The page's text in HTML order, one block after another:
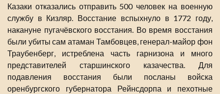
Казаки отказались отправить 500 человек на военную
службу в Кизляр. Восстание вспыхнуло в 1772 году,
накануне пугачёвского восстания. Во время восстания
были убиты сам атаман Тамбовцев, генерал-майор фон
Траубенберг, истреблена часть гарнизона и много
представителей старшинского казачества. Для
подавления восстания были посланы войска
оренбургского губернатора Рейнсдорпа и пехотные